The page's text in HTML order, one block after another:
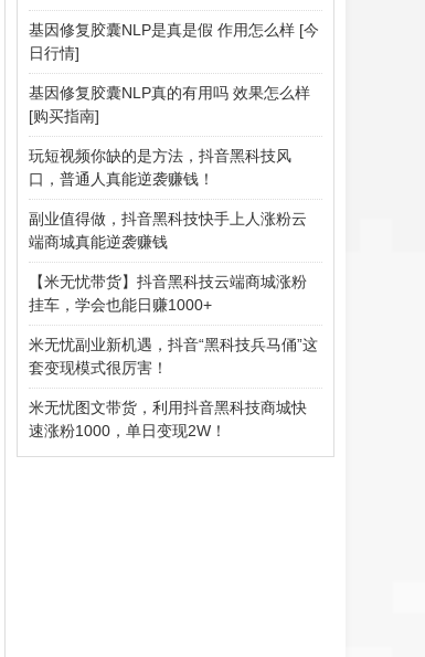
基因修复胶囊NLP是真是假 作用怎么样 [今
日行情]
基因修复胶囊NLP真的有用吗 效果怎么样
[购买指南]
玩短视频你缺的是方法，抖音黑科技风
口，普通人真能逆袭赚钱！
副业值得做，抖音黑科技快手上人涨粉云
端商城真能逆袭赚钱
【米无忧带货】抖音黑科技云端商城涨粉
挂车，学会也能日赚1000+
米无忧副业新机遇，抖音“黑科技兵马俑”这
套变现模式很厉害！
米无忧图文带货，利用抖音黑科技商城快
速涨粉1000，单日变现2W！